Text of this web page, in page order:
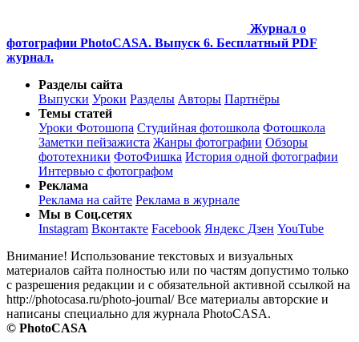
Журнал о
фотографии PhotoCASA. Выпуск 6. Бесплатный PDF
журнал.
Разделы сайта
Выпуски Уроки Разделы Авторы Партнёры
Темы статей
Уроки Фотошопа Студийная фотошкола Фотошкола
Заметки пейзажиста Жанры фотографии Обзоры
фототехники ФотоФишка История одной фотографии
Интервью с фотографом
Реклама
Реклама на сайте Реклама в журнале
Мы в Соц.сетях
Instagram Вконтакте Facebook Яндекс Дзен YouTube
Внимание! Использование текстовых и визуальных
материалов сайта полностью или по частям допустимо только
с разрешения редакции и с обязательной активной ссылкой на
http://photocasa.ru/photo-journal/ Все материалы авторские и
написаны специально для журнала PhotoCASA.
© PhotoCASA